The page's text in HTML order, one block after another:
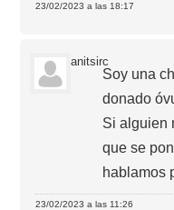
23/02/2023 a las 18:17
anitsirc
Soy una
donado
Si alguien
que se
hablamos
23/02/2023 a las 11:26